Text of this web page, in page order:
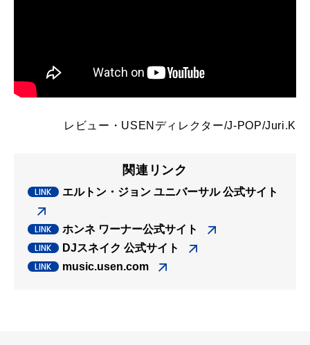
レビュー・ USENディレクター/J-POP/Juri.K
関連リンク
エルトン・ジョン ユニバーサル 公式サイト
ホンネ ワーナー公式サイト
DJスネイク 公式サイト
music.usen.com